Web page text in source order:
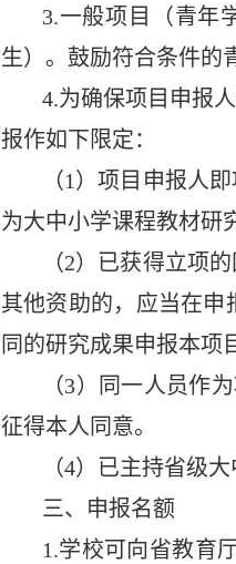
3.一般项目（青年
生）。鼓励符合条件的
4.为确保项目申报
报作如下限定：
（1）项目申报人
为大中小学课程教材研
（2）已获得立项
其他资助的，应当在申
同的研究成果申报本项
（3）同一人员作
征得本人同意。
（4）已主持省级
三、申报名额
1.学校可向省教育